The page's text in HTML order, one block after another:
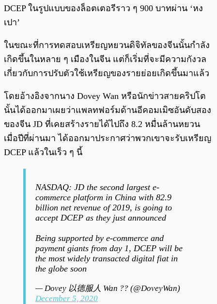
DCEP ในรูปแบบของล็อตเตอรีราว ๆ 900 บาทผ่าน ‘หง
เปา’
ในขณะที่การทดสอบเหรียญหยวนดิจิทัลของจีนนั้นกำลัง
เกิดขึ้นในหลาย ๆ เมืองในจีน แต่ก็เริ่มที่จะมีความกังวล
เกี่ยวกับการปรับตัวใช้เหรียญของรายย่อยเกิดขึ้นมาแล้ว
โดยอ้างอิงจากนาง Dovey Wan หรือนักข่าวสายคริปโต
นั้นได้ออกมาเผยว่าแพลทฟอร์มด้านอีคอมเมิซอันดับสอง
ของจีน JD ที่เคยสร้างรายได้ไปถึง 8.2 หมื่นล้านหยวน
เมื่อปีที่ผ่านมา ได้ออกมาประกาศว่าพวกเขาจะรับเหรียญ
DCEP แล้วในเร็ว ๆ นี้
NASDAQ: JD the second largest e-
commerce platform in China with 82.9
billion net revenue of 2019, is going to
accept DCEP as they just announced
Being supported by e-commerce and
payment giants from day 1, DCEP will be
the most widely transacted digital fiat in
the globe soon
— Dovey 以德服人 Wan ?? (@DoveyWan)
December 5, 2020